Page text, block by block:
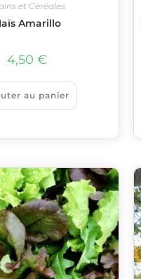
et Céréales
Amarillo
4,50 €
au panier